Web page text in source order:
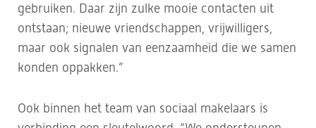
gebruiken. Daar zijn zulke mooie contacten uit
ontstaan; nieuwe vriendschappen, vrijwilligers,
maar ook signalen van eenzaamheid die we samen
konden oppakken.”
Ook binnen het team van sociaal makelaars is